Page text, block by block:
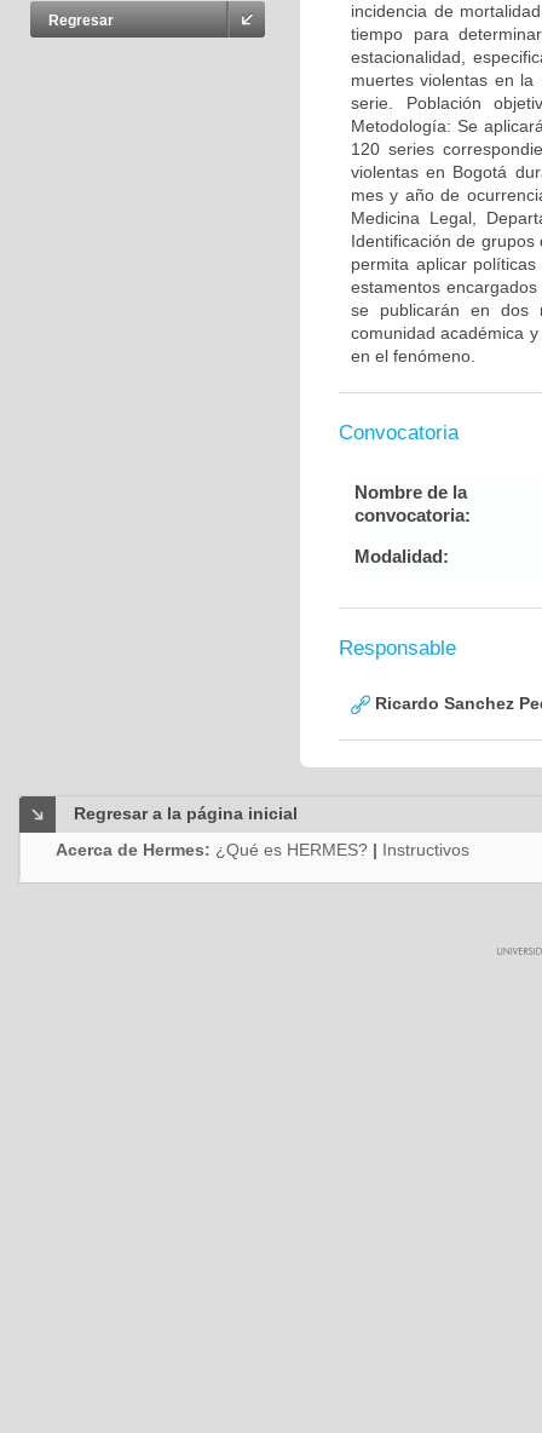
Regresar
incidencia de
tiempo para
estacionalidad,
muertes violentas en
serie. Población
Metodología: Se
120 series
violentas en Bogotá
mes y año de
Medicina Legal,
Identificación de
permita aplicar
estamentos
se publicarán en dos
comunidad académica
en el fenómeno.
Convocatoria
Nombre de la
convocatoria:
Modalidad:
Responsable
Ricardo Sanchez
Regresar a la página inicial
Acerca de Hermes: ¿Qué es HERMES? | Instructivos